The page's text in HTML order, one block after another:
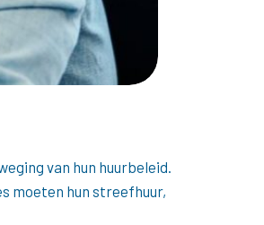
van hun huurbeleid.
moeten hun streefhuur,